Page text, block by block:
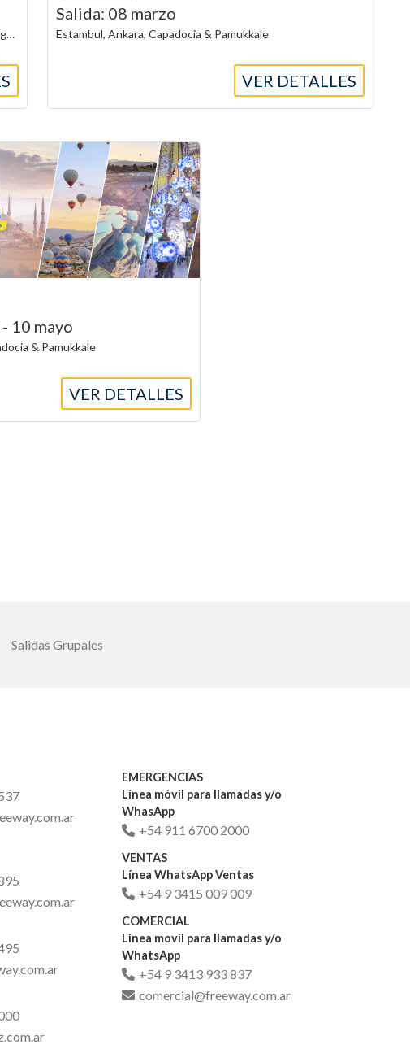
Hanoi, Halong, Hue, Hoi An, Ho Chi Minh, Siemp Reap, Bangkok, Phi Phi y Phuket
Salida: 08 marzo
Estambul, Ankara, Capadocia & Pamukkale
VER DETALLES
10 mayo
& Pamukkale
VER DETALLES
Salidas Grupales
EMERGENCIAS
Línea móvil para llamadas y/o
WhasApp
+54 911 6700 2000
VENTAS
Línea WhatsApp Ventas
+54 9 3415 009 009
COMERCIAL
Linea movil para llamadas y/o
WhatsApp
+54 9 3413 933 837
comercial@freeway.com.ar